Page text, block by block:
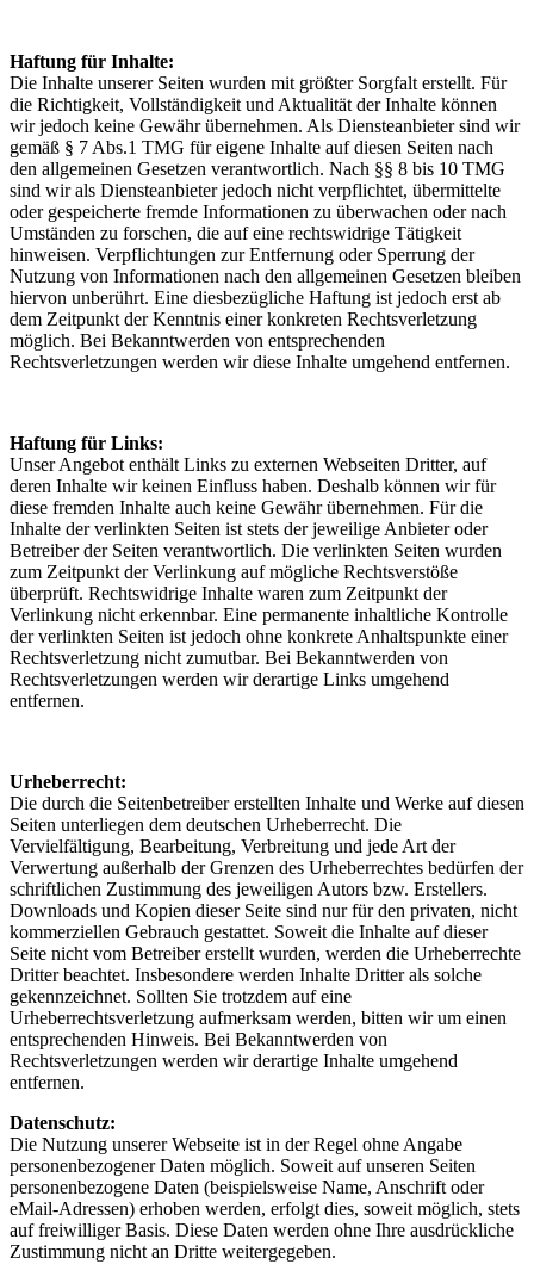
Haftung für Inhalte:
Die Inhalte unserer Seiten wurden mit größter Sorgfalt erstellt. Für
die Richtigkeit, Vollständigkeit und Aktualität der Inhalte können
wir jedoch keine Gewähr übernehmen. Als Diensteanbieter sind wir
gemäß § 7 Abs.1 TMG für eigene Inhalte auf diesen Seiten nach
den allgemeinen Gesetzen verantwortlich. Nach §§ 8 bis 10 TMG
sind wir als Diensteanbieter jedoch nicht verpflichtet, übermittelte
oder gespeicherte fremde Informationen zu überwachen oder nach
Umständen zu forschen, die auf eine rechtswidrige Tätigkeit
hinweisen. Verpflichtungen zur Entfernung oder Sperrung der
Nutzung von Informationen nach den allgemeinen Gesetzen bleiben
hiervon unberührt. Eine diesbezügliche Haftung ist jedoch erst ab
dem Zeitpunkt der Kenntnis einer konkreten Rechtsverletzung
möglich. Bei Bekanntwerden von entsprechenden
Rechtsverletzungen werden wir diese Inhalte umgehend entfernen.
Haftung für Links:
Unser Angebot enthält Links zu externen Webseiten Dritter, auf
deren Inhalte wir keinen Einfluss haben. Deshalb können wir für
diese fremden Inhalte auch keine Gewähr übernehmen. Für die
Inhalte der verlinkten Seiten ist stets der jeweilige Anbieter oder
Betreiber der Seiten verantwortlich. Die verlinkten Seiten wurden
zum Zeitpunkt der Verlinkung auf mögliche Rechtsverstöße
überprüft. Rechtswidrige Inhalte waren zum Zeitpunkt der
Verlinkung nicht erkennbar. Eine permanente inhaltliche Kontrolle
der verlinkten Seiten ist jedoch ohne konkrete Anhaltspunkte einer
Rechtsverletzung nicht zumutbar. Bei Bekanntwerden von
Rechtsverletzungen werden wir derartige Links umgehend
entfernen.
Urheberrecht:
Die durch die Seitenbetreiber erstellten Inhalte und Werke auf diesen
Seiten unterliegen dem deutschen Urheberrecht. Die
Vervielfältigung, Bearbeitung, Verbreitung und jede Art der
Verwertung außerhalb der Grenzen des Urheberrechtes bedürfen der
schriftlichen Zustimmung des jeweiligen Autors bzw. Erstellers.
Downloads und Kopien dieser Seite sind nur für den privaten, nicht
kommerziellen Gebrauch gestattet. Soweit die Inhalte auf dieser
Seite nicht vom Betreiber erstellt wurden, werden die Urheberrechte
Dritter beachtet. Insbesondere werden Inhalte Dritter als solche
gekennzeichnet. Sollten Sie trotzdem auf eine
Urheberrechtsverletzung aufmerksam werden, bitten wir um einen
entsprechenden Hinweis. Bei Bekanntwerden von
Rechtsverletzungen werden wir derartige Inhalte umgehend
entfernen.
Datenschutz:
Die Nutzung unserer Webseite ist in der Regel ohne Angabe
personenbezogener Daten möglich. Soweit auf unseren Seiten
personenbezogene Daten (beispielsweise Name, Anschrift oder
eMail-Adressen) erhoben werden, erfolgt dies, soweit möglich, stets
auf freiwilliger Basis. Diese Daten werden ohne Ihre ausdrückliche
Zustimmung nicht an Dritte weitergegeben.